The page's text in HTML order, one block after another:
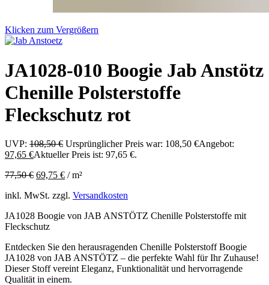
Klicken zum Vergrößern
JA1028-010 Boogie Jab Anstötz
Chenille Polsterstoffe
Fleckschutz rot
UVP: 108,50€ Ursprünglicher Preis war: 108,50 €Angebot:
97,65 €Aktueller Preis ist: 97,65 €.
77,50€ 69,75 € /m²
inkl. MwSt. zzgl. Versandkosten
JA1028 Boogie von JAB ANSTÖTZ Chenille Polsterstoffe mit
Fleckschutz
Entdecken Sie den herausragenden Chenille Polsterstoff Boogie
JA1028 von JAB ANSTÖTZ – die perfekte Wahl für Ihr Zuhause!
Dieser Stoff vereint Eleganz, Funktionalität und hervorragende
Qualität in einem.